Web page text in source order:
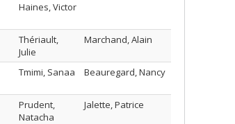
Haines, Victor
Thériault,
Julie
Marchand, Alain
Tmimi, Sanaa Beauregard, Nancy
Prudent,
Natacha
Jalette, Patrice